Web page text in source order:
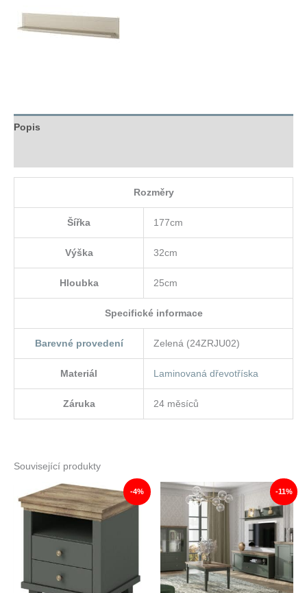
Popis
Rozměry
Šířka 177cm
Výška 32cm
Hloubka 25cm
Specifické informace
Barevné provedení Zelená (24ZRJU02)
Materiál Laminovaná dřevotříska
Záruka 24 měsíců
Související produkty
-4% -11%